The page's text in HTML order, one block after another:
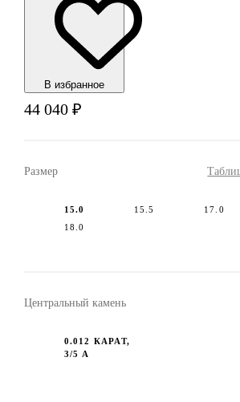
В избранноe
44 040 ₽
Размер
15.0 15.5 17.0
18.0
Центральный камень
0.012 КАРАТ,
3/5 А